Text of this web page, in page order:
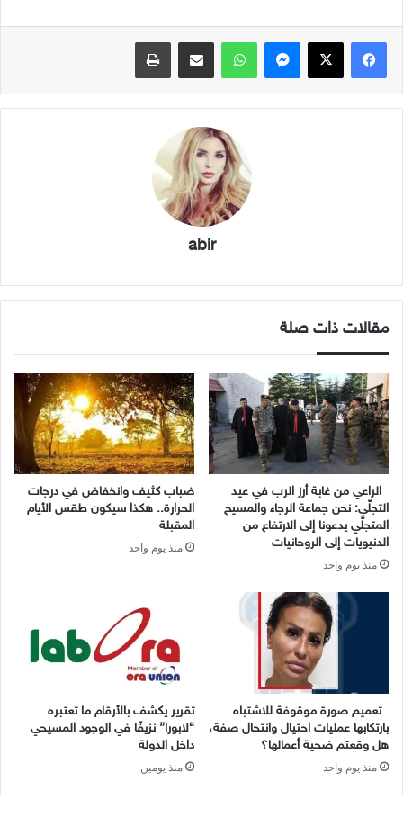
فيسبوك X ماسنجر واتساب مشاركة عبر البريد طباعة
abir
مقالات ذات صلة
الراعي من غابة أرز الرب في عيد
التجلّي: نحن جماعة الرجاء والمسيح
المتجلّي يدعونا إلى الارتفاع من
الدنيويات إلى الروحانيات
منذ يوم واحد
ضباب كثيف وانخفاض في درجات
الحرارة.. هكذا سيكون طقس الأيام
المقبلة
منذ يوم واحد
تعميم صورة موقوفة للاشتباه
بارتكابها عمليات احتيال وانتحال صفة،
هل وقعتم ضحية أعمالها؟
منذ يوم واحد
تقرير يكشف بالأرقام ما تعتبره
“لابورا” نزيفًا في الوجود المسيحي
داخل الدولة
منذ يومين